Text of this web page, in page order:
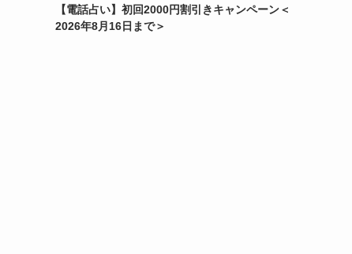
【電話占い】初回2000円割引きキャンペーン＜
2026年8月16日まで＞